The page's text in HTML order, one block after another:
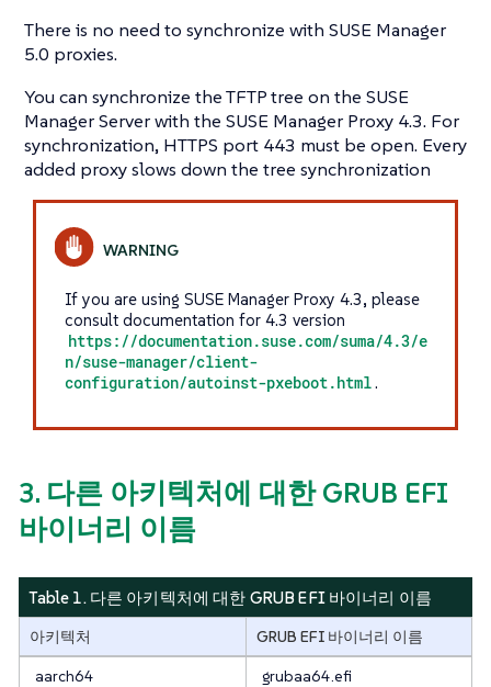
There is no need to synchronize with SUSE Manager
5.0 proxies.
You can synchronize the TFTP tree on the SUSE
Manager Server with the SUSE Manager Proxy 4.3. For
synchronization, HTTPS port 443 must be open. Every
added proxy slows down the tree synchronization
If you are using SUSE Manager Proxy 4.3, please
consult documentation for 4.3 version
https://documentation.suse.com/suma/4.3/e
n/suse-manager/client-
configuration/autoinst-pxeboot.html.
3. 다른 아키텍처에 대한 GRUB EFI
바이너리 이름
Table 1. 다른 아키텍처에 대한 GRUB EFI 바이너리 이름
아키텍처
GRUB EFI 바이너리 이름
aarch64
grubaa64.efi